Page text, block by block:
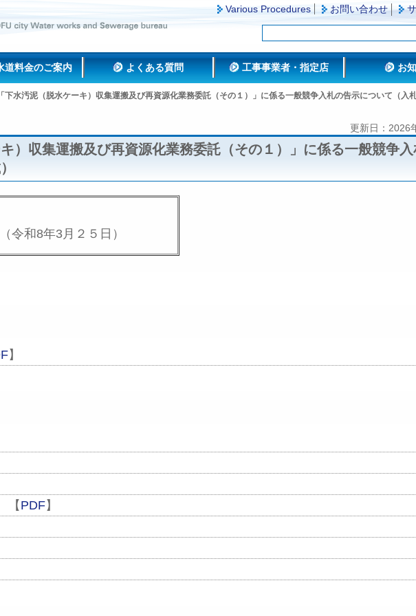
Various Procedures お問い合わせ
道料金のご案内 よくある質問 工事事業者・指定店 お
「下水汚泥（脱水ケーキ）収集運搬及び再資源化業務委託（その１）」に係る一般競争入札の告示について（入札
更新日：2026
キ）収集運搬及び再資源化業務委託（その１）」に係る一般競争
令和8年3月２５日）
】
【PDF】